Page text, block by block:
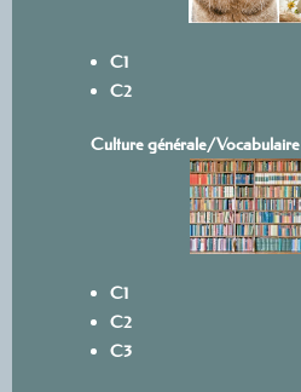
C1
C2
Culture générale/Vocabulaire
C1
C2
C3